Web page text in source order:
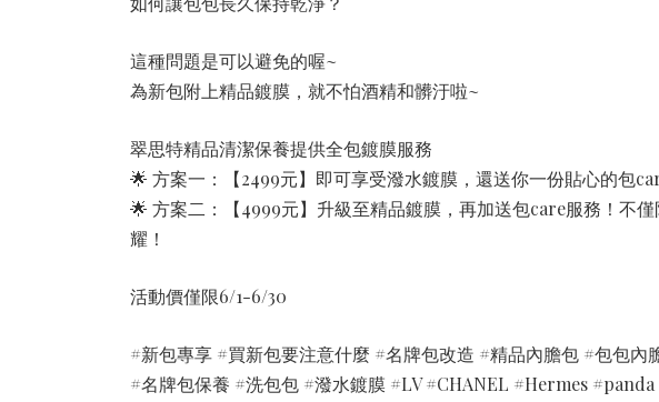
這種問題是可以避免的喔~
為新包附上精品鍍膜，就不怕酒精和髒汙啦~
翠思特精品清潔保養提供全包鍍膜服務
🌟 方案一：【2499元】即可享受潑水鍍膜，還送你一份貼心的包
🌟 方案二：【4999元】升級至精品鍍膜，再加送包care服務！不
耀！
活動價僅限6/1-6/30
#新包專享 #買新包要注意什麼 #名牌包改造 #精品內膽包 #包包
#名牌包保養 #洗包包 #潑水鍍膜 #LV #CHANEL #Hermes